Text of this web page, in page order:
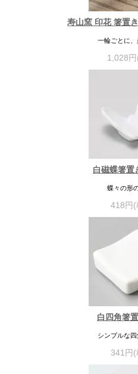
寿山窯 印花 箸置
一輪ごとに、
1,028
白磁蝶箸置
蝶々の形
418円(
白四角箸
シンプルな
341円(